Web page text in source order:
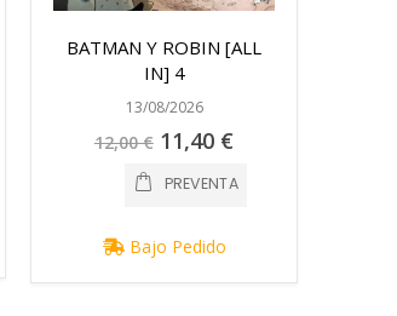
BATMAN Y ROBIN [ALL
IN] 4
13/08/2026
12,00 € Precio
especial
11,40 €
PREVENTA
Bajo Pedido